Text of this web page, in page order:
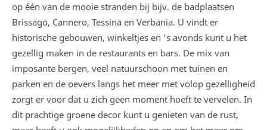
op één van de mooie stranden bij bijv. de badplaatsen
Brissago, Cannero, Tessina en Verbania. U vindt er
historische gebouwen, winkeltjes en ’s avonds kunt u het
gezellig maken in de restaurants en bars. De mix van
imposante bergen, veel natuurschoon met tuinen en
parken en de oevers langs het meer met volop gezelligheid
zorgt er voor dat u zich geen moment hoeft te vervelen. In
dit prachtige groene decor kunt u genieten van de rust,